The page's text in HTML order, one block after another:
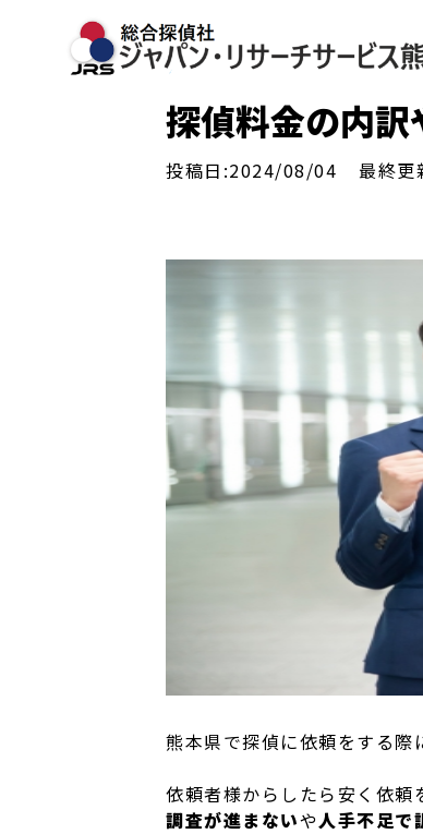
探偵料金の内訳
投稿日:2024/08/04 最終
熊本県で探偵に依頼をする際
依頼者様からしたら安く依頼
調査が進まないや人手不足で